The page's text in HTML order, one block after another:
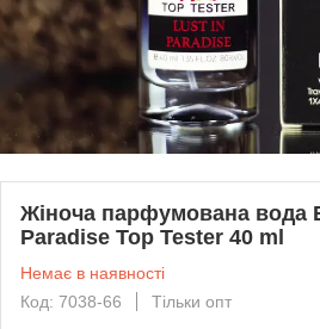
Жіноча парфумована вода
Paradise Top Tester 40 ml
Немає в наявності
Код: 7038-66
Тільки опт